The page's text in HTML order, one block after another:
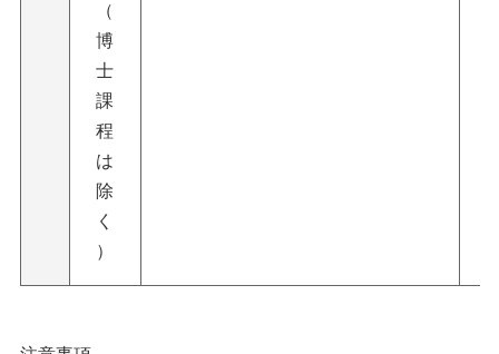
（
博
士
課
程
は
除
く
）